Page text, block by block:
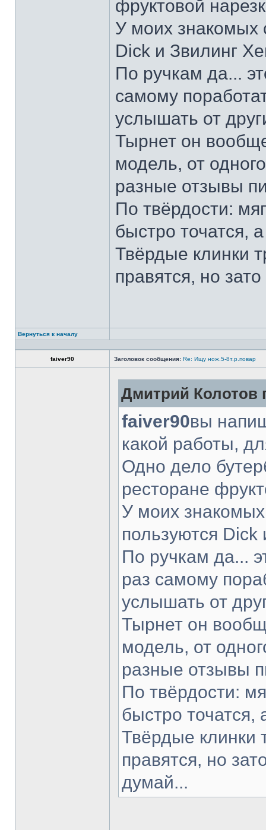
фруктовой
У моих знакомых
Dick и Звилинг
По ручкам да...
самому
услышать от
Тырнет он
модель, от
разные отзывы
По твёрдости:
быстро точатся,
Твёрдые клинки
правятся, но
Вернуться к началу
faiver90 Заголовок сообщения: Re: Ищу нож.5-8т.р.повар
Дмитрий Колотов
faiver90вы
какой работы,
Одно дело
ресторане
У моих
пользуются Dick
По ручкам да...
раз самому
услышать от
Тырнет он
модель, от
разные отзывы
По твёрдости:
быстро точатся,
Твёрдые клинки
правятся, но
думай...